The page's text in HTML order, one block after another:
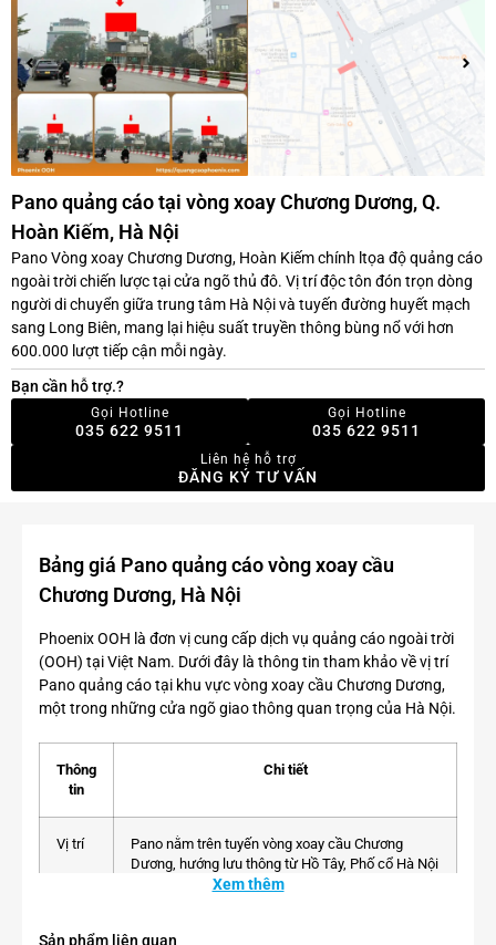
Pano quảng cáo tại vòng xoay Chương Dương, Q.
Hoàn Kiếm, Hà Nội
Pano Vòng xoay Chương Dương, Hoàn Kiếm chính ltọa độ quảng cáo
ngoài trời chiến lược tại cửa ngõ thủ đô. Vị trí độc tôn đón trọn dòng
người di chuyển giữa trung tâm Hà Nội và tuyến đường huyết mạch
sang Long Biên, mang lại hiệu suất truyền thông bùng nổ với hơn
600.000 lượt tiếp cận mỗi ngày.
Bạn cần hỗ trợ.?
Gọi Hotline
035 622 9511
Gọi Hotline
035 622 9511
Liên hệ hỗ trợ
ĐĂNG KÝ TƯ VẤN
Bảng giá Pano quảng cáo vòng xoay cầu
Chương Dương, Hà Nội
Phoenix OOH là đơn vị cung cấp dịch vụ quảng cáo ngoài trời
(OOH) tại Việt Nam. Dưới đây là thông tin tham khảo về vị trí
Pano quảng cáo tại khu vực vòng xoay cầu Chương Dương,
một trong những cửa ngõ giao thông quan trọng của Hà Nội.
Thông
tin
Chi tiết
Vị trí
Pano nằm trên tuyến vòng xoay cầu Chương
Dương, hướng lưu thông từ Hồ Tây, Phố cổ Hà Nội
đến các quận Long Biên, Hai Bà Trưng và nhiều
Xem thêm
Sản phẩm liên quan